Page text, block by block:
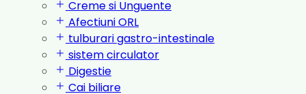
Creme si Unguente
Afectiuni ORL
tulburari gastro-intestinale
sistem circulator
Digestie
Cai biliare